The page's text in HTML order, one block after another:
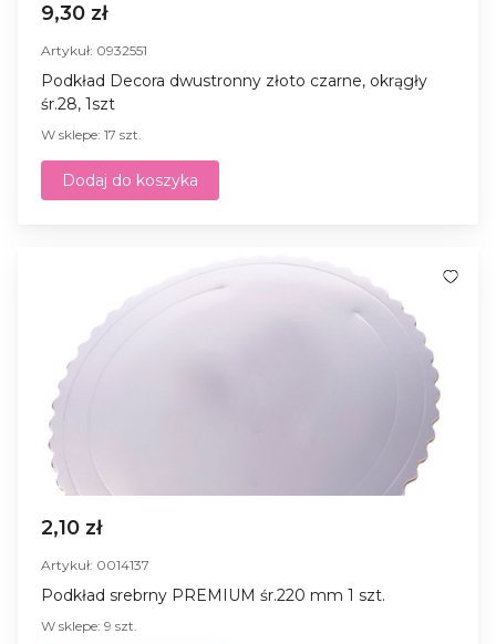
9,30 zł
Artykuł: 0932551
Podkład Decora dwustronny złoto czarne, okrągły
śr.28, 1szt
W sklepe: 17 szt.
Dodaj do koszyka
2,10 zł
Artykuł: 0014137
Podkład srebrny PREMIUM śr.220 mm 1 szt.
W sklepe: 9 szt.